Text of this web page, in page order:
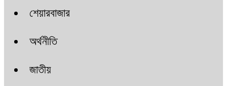
শেয়ারবাজার
অর্থনীতি
জাতীয়